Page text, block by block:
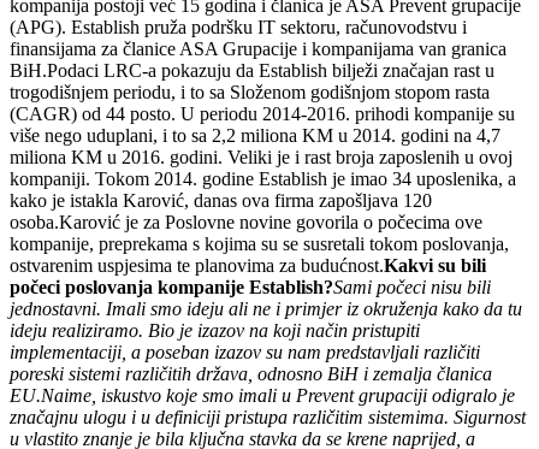
kompanija postoji već 15 godina i članica je ASA Prevent grupacije
(APG). Establish pruža podršku IT sektoru, računovodstvu i
finansijama za članice ASA Grupacije i kompanijama van granica
BiH.Podaci LRC-a pokazuju da Establish bilježi značajan rast u
trogodišnjem periodu, i to sa Složenom godišnjom stopom rasta
(CAGR) od 44 posto. U periodu 2014-2016. prihodi kompanije su
više nego uduplani, i to sa 2,2 miliona KM u 2014. godini na 4,7
miliona KM u 2016. godini. Veliki je i rast broja zaposlenih u ovoj
kompaniji. Tokom 2014. godine Establish je imao 34 uposlenika, a
kako je istakla Karović, danas ova firma zapošljava 120
osoba.Karović je za Poslovne novine govorila o počecima ove
kompanije, preprekama s kojima su se susretali tokom poslovanja,
ostvarenim uspjesima te planovima za budućnost.Kakvi su bili
počeci poslovanja kompanije Establish?Sami počeci nisu bili
jednostavni. Imali smo ideju ali ne i primjer iz okruženja kako da tu
ideju realiziramo. Bio je izazov na koji način pristupiti
implementaciji, a poseban izazov su nam predstavljali različiti
poreski sistemi različitih država, odnosno BiH i zemalja članica
EU.Naime, iskustvo koje smo imali u Prevent grupaciji odigralo je
značajnu ulogu i u definiciji pristupa različitim sistemima. Sigurnost
u vlastito znanje je bila ključna stavka da se krene naprijed, a